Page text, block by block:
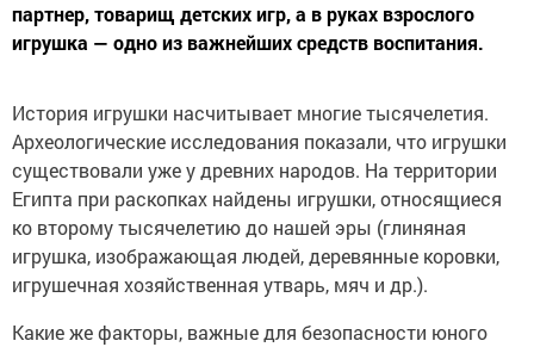
партнер, товарищ детских игр, а в руках взрослого
игрушка — одно из важнейших средств воспитания.
История игрушки насчитывает многие тысячелетия.
Археологические исследования показали, что игрушки
существовали уже у древних народов. На территории
Египта при раскопках найдены игрушки, относящиеся
ко второму тысячелетию до нашей эры (глиняная
игрушка, изображающая людей, деревянные коровки,
игрушечная хозяйственная утварь, мяч и др.).
Какие же факторы, важные для безопасности юного